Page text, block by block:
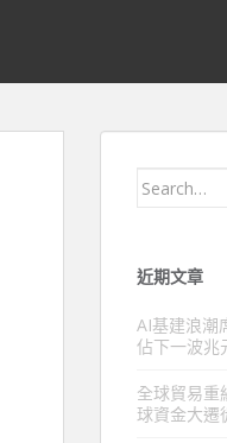
Search
近期文章
AI基建浪潮
佔下一波兆
全球貿易重
球資金大遷